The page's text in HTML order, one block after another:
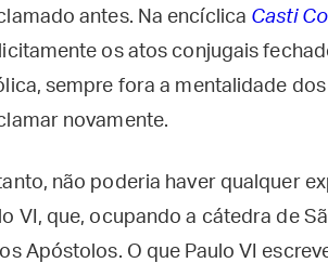
antes. Na encíclica Casti
os atos conjugais
sempre fora a mentalidade
novamente.
não poderia haver qualquer
VI, que, ocupando a cátedra de
Apóstolos. O que Paulo VI